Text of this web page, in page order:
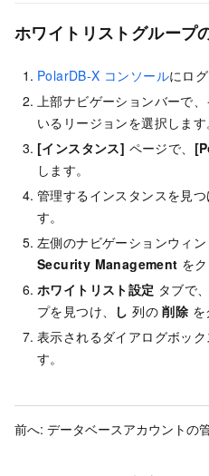
ホワイトリストグループ
PolarDB-X コンソールにロ
上部ナビゲーションバーで
いるリージョンを選択します
[インスタンス] ページで、
します。
管理するインスタンスを見
す。
左側のナビゲーションウィン
Security Management を
ホワイトリスト設定 タブで
プを見つけ、
し 列の削除 を
表示されるダイアログボック
す。
前へ: データベースアカウントの